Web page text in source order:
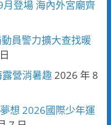
登場 海內外宮廟齊
員警力擴大查找暖
營消暑趣2026 年 8
想 2026國際少年運